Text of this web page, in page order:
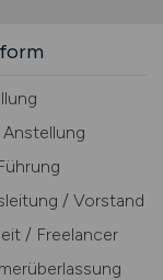
/ Vorstand
/ Freelancer